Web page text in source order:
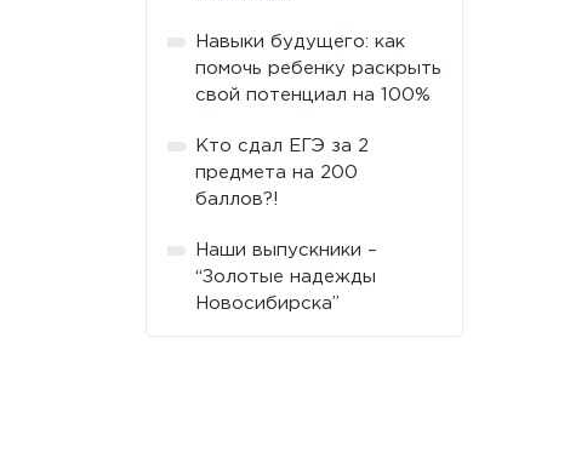
Навыки будущего: как
помочь ребенку раскрыть
свой потенциал на 100%
Кто сдал ЕГЭ за 2
предмета на 200
баллов?!
Наши выпускники –
“Золотые надежды
Новосибирска”